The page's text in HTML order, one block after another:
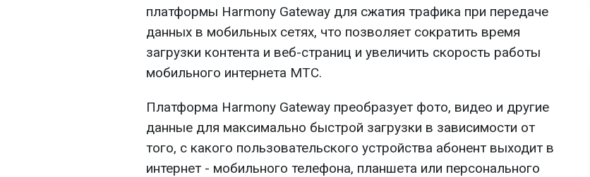
платформы Harmony Gateway для сжатия трафика при передаче
данных в мобильных сетях, что позволяет сократить время
загрузки контента и веб-страниц и увеличить скорость работы
мобильного интернета МТС.
Платформа Harmony Gateway преобразует фото, видео и другие
данные для максимально быстрой загрузки в зависимости от
того, с какого пользовательского устройства абонент выходит в
интернет - мобильного телефона, планшета или персонального